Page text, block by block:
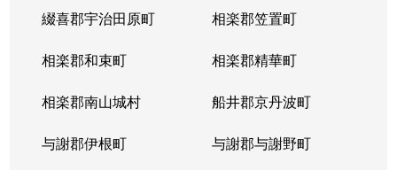
綴喜郡宇治田原町 相楽郡笠置町
相楽郡和束町 相楽郡精華町
相楽郡南山城村 船井郡京丹波町
与謝郡伊根町 与謝郡与謝野町